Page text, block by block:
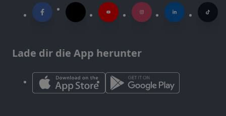
Lade dir die App herunter